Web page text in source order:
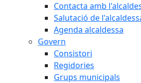
Contacta amb
Salutació de
Agenda alcaldessa
Govern
Consistori
Regidories
Grups municipals